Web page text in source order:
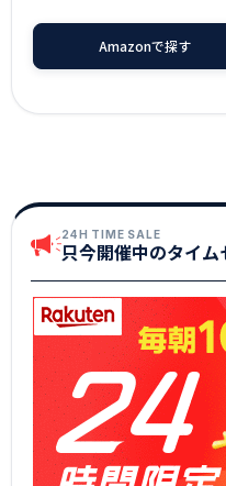
Amazonで探す
24H TIME SALE
只今開催中のタイム